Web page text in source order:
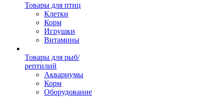
Товары для птиц
Клетки
Корм
Игрушки
Витамины
Товары для рыб/
рептилий
Аквариумы
Корм
Оборудование